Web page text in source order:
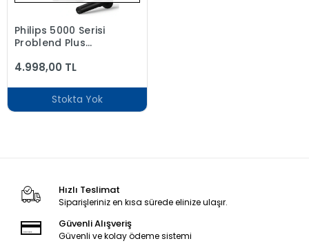
Philips 5000 Serisi
Problend Plus
Smoothie Blender
4.998,00 TL
Stokta Yok
Hızlı Teslimat
Siparişleriniz en kısa sürede elinize ulaşır.
Güvenli Alışveriş
Güvenli ve kolay ödeme sistemi